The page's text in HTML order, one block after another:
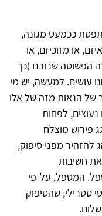
ככמעט מגונה,
או מזוכיזם, או
הפשוטה שרובנו (כך
עושים. למעשה, יש מי
של הנאות מזה של אלו
נעוצים, לפחות
פירוש מוצלח
מפני סיפוק,
את חשיבות
המטפל, על-פי
סטרילי, שהסיפוק